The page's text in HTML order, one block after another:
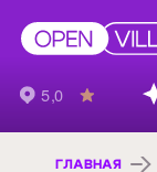
ГЛАВНАЯ